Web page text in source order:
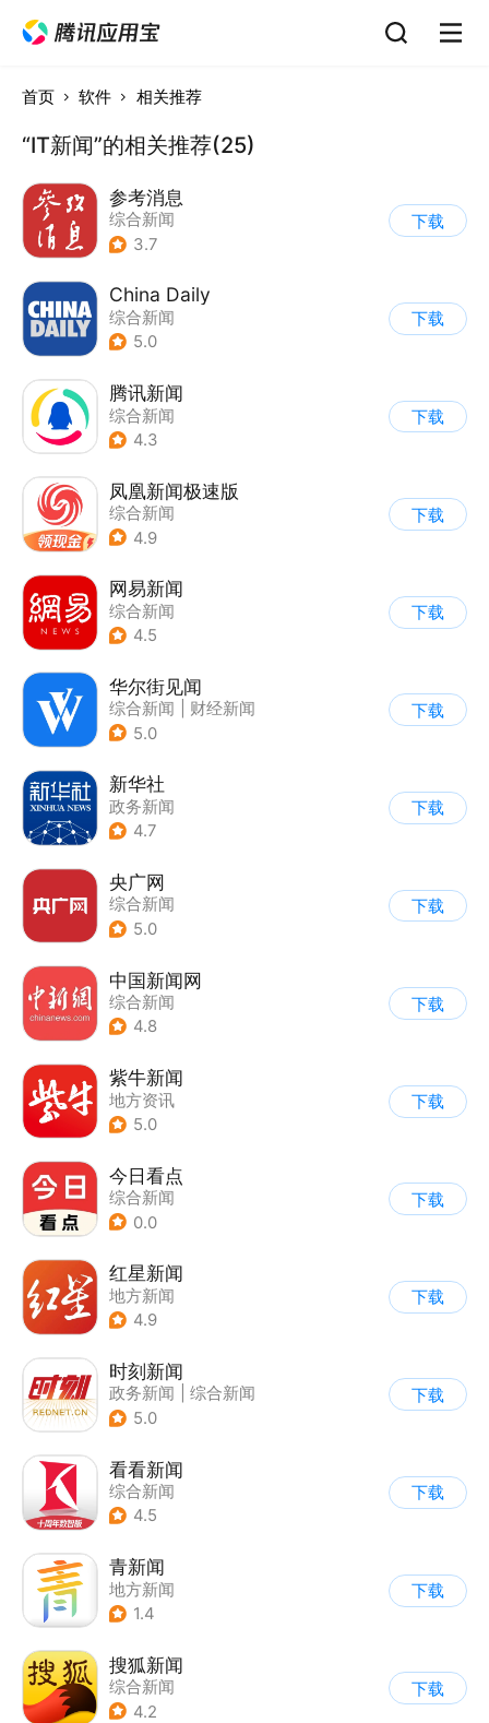
首页 软件 相关推荐
“IT新闻”的相关推荐(25)
参考消息
综合新闻
3.7
下载
China Daily
综合新闻
5.0
下载
腾讯新闻
综合新闻
4.3
下载
凤凰新闻极速版
综合新闻
4.9
下载
网易新闻
综合新闻
4.5
下载
华尔街见闻
综合新闻
财经新闻
5.0
下载
新华社
政务新闻
4.7
下载
央广网
综合新闻
5.0
下载
中国新闻网
综合新闻
4.8
下载
紫牛新闻
地方资讯
5.0
下载
今日看点
综合新闻
0.0
下载
红星新闻
地方新闻
4.9
下载
时刻新闻
政务新闻
综合新闻
5.0
下载
看看新闻
综合新闻
4.5
下载
青新闻
地方新闻
1.4
下载
搜狐新闻
综合新闻
4.2
下载